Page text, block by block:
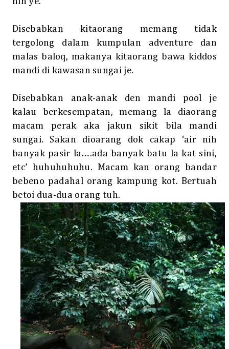
Disebabkan kitaorang memang tidak
tergolong dalam kumpulan adventure dan
malas baloq, makanya kitaorang bawa kiddos
mandi di kawasan sungai je.
Disebabkan anak-anak den mandi pool je
kalau berkesempatan, memang la diaorang
macam perak aka jakun sikit bila mandi
sungai. Sakan dioarang dok cakap ‘air nih
banyak pasir la….ada banyak batu la kat sini,
etc’ huhuhuhuhu. Macam kan orang bandar
bebeno padahal orang kampung kot. Bertuah
betoi dua-dua orang tuh.